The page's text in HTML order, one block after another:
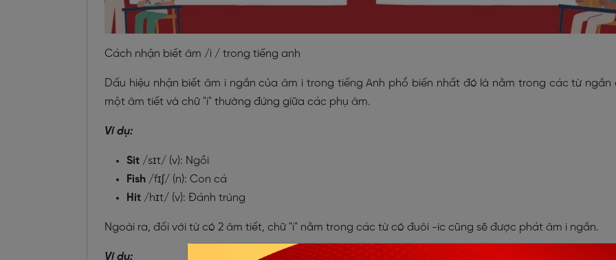
Cách nhận biết âm /i / trong tiếng anh
Dấu hiệu nhận biết âm i ngắn của âm i trong tiếng Anh phổ biến nhất đó là nằm trong các từ ngắn
một âm tiết và chữ "i" thường đứng giữa các phụ âm.
Ví dụ:
Sit /sɪt/ (v): Ngồi
Fish /fɪʃ/ (n): Con cá
Hit /hɪt/ (v): Đánh trúng
Ngoài ra, đối với từ có 2 âm tiết, chữ "i" nằm trong các từ có đuôi -ic cũng sẽ được phát âm i ngắn.
Ví dụ: